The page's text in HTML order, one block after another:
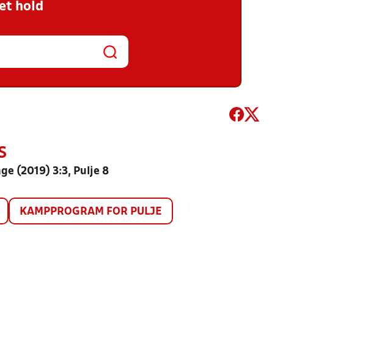
hold
(2019) 3:3, Pulje 8
KAMPPROGRAM FOR PULJE